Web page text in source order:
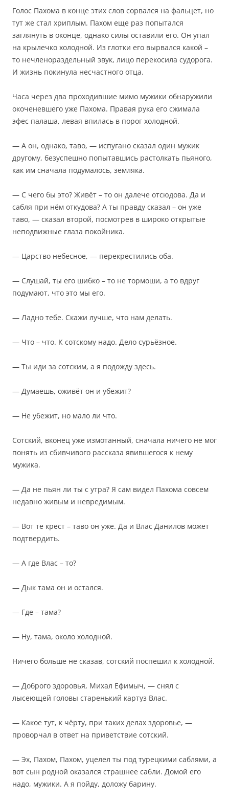
Голос Пахома в конце этих слов сорвался на фальцет, но
тут же стал хриплым. Пахом еще раз попытался
заглянуть в оконце, однако силы оставили его. Он упал
на крылечко холодной. Из глотки его вырвался какой –
то нечленораздельный звук, лицо перекосила судорога.
И жизнь покинула несчастного отца.
Часа через два проходившие мимо мужики обнаружили
окоченевшего уже Пахома. Правая рука его сжимала
эфес палаша, левая впилась в порог холодной.
— А он, однако, таво, — испугано сказал один мужик
другому, безуспешно попытавшись растолкать пьяного,
как им сначала подумалось, земляка.
— С чего бы это? Живёт – то он далече отсюдова. Да и
сабля при нём откудова? А ты правду сказал – он уже
таво, — сказал второй, посмотрев в широко открытые
неподвижные глаза покойника.
— Царство небесное, — перекрестились оба.
— Слушай, ты его шибко – то не тормоши, а то вдруг
подумают, что это мы его.
— Ладно тебе. Скажи лучше, что нам делать.
— Что – что. К сотскому надо. Дело сурьёзное.
— Ты иди за сотским, а я подожду здесь.
— Думаешь, оживёт он и убежит?
— Не убежит, но мало ли что.
Сотский, вконец уже измотанный, сначала ничего не мог
понять из сбивчивого рассказа явившегося к нему
мужика.
— Да не пьян ли ты с утра? Я сам видел Пахома совсем
недавно живым и невредимым.
— Вот те крест – таво он уже. Да и Влас Данилов может
подтвердить.
— А где Влас – то?
— Дык тама он и остался.
— Где – тама?
— Ну, тама, около холодной.
Ничего больше не сказав, сотский поспешил к холодной.
— Доброго здоровья, Михал Ефимыч, — снял с
лысеющей головы старенький картуз Влас.
— Какое тут, к чёрту, при таких делах здоровье, —
проворчал в ответ на приветствие сотский.
— Эх, Пахом, Пахом, уцелел ты под турецкими саблями, а
вот сын родной оказался страшнее сабли. Домой его
надо, мужики. А я пойду, доложу барину.